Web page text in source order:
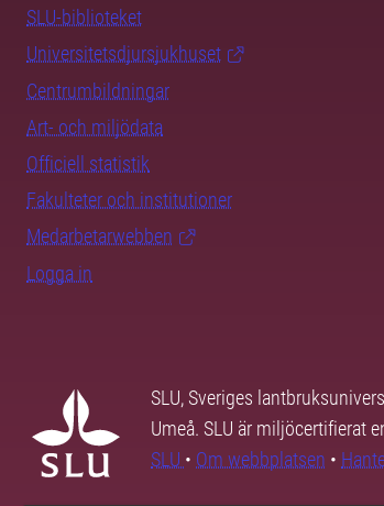
SLU-biblioteket
Universitetsdjursjukhuset
Centrumbildningar
Art- och miljödata
Officiell statistik
Fakulteter och institutioner
Medarbetarwebben
Logga in
SLU, Sveriges
Umeå. SLU är miljöcertifierat
SLU • Om webbplatsen •